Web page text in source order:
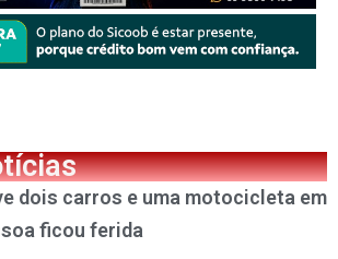
dois carros e uma motocicleta em
ficou ferida